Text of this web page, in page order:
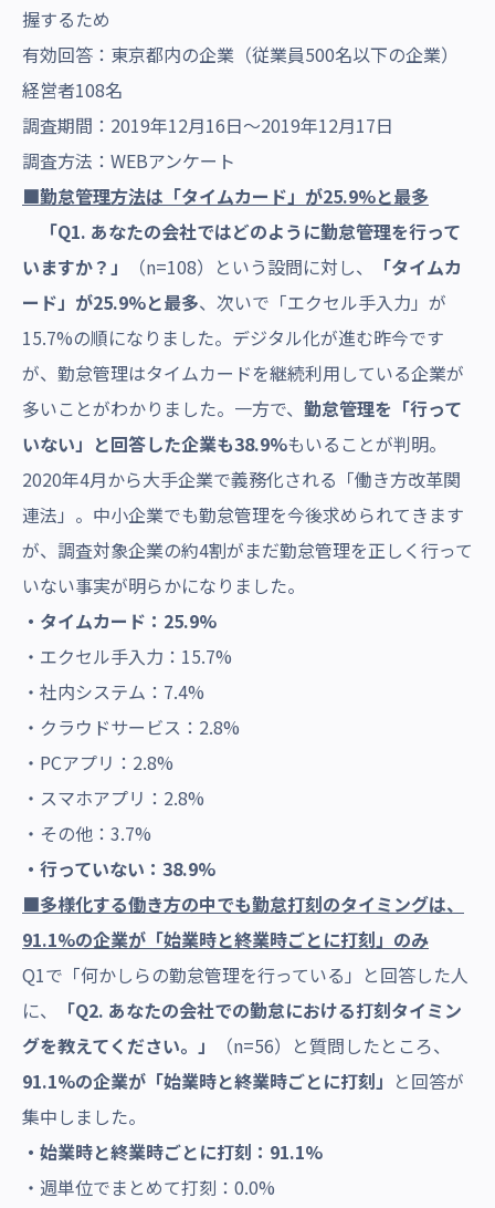
握するため
有効回答：東京都内の企業（従業員500名以下の企業）
経営者108名
調査期間：2019年12月16日～2019年12月17日
調査方法：WEBアンケート
■勤怠管理方法は「タイムカード」が25.9%と最多
「Q1. あなたの会社ではどのように勤怠管理を行って
いますか？」
（n=108）という設問に対し、
「タイムカ
ード」が25.9%と最多、次いで「エクセル手入力」が
15.7%の順になりました。デジタル化が進む昨今です
が、勤怠管理はタイムカードを継続利用している企業が
多いことがわかりました。一方で、 勤怠管理を「行って
いない」と回答した企業も38.9%もいることが判明。
2020年4月から大手企業で義務化される「働き方改革関
連法」。中小企業でも勤怠管理を今後求められてきます
が、 調査対象企業の約4割がまだ勤怠管理を正しく行って
いない事実が明らかになりました。
・タイムカード：25.9%
・エクセル手入力：15.7%
・社内システム：7.4%
・クラウドサービス：2.8%
・PCアプリ：2.8%
・スマホアプリ：2.8%
・その他：3.7%
・行っていない：38.9%
■多様化する働き方の中でも勤怠打刻のタイミングは、
91.1%の企業が「始業時と終業時ごとに打刻」のみ
Q1で「何かしらの勤怠管理を行っている」と回答した人
に、
「Q2. あなたの会社での勤怠における打刻タイミン
グを教えてください。」
（n=56）と質問したところ、
91.1%の企業が「始業時と終業時ごとに打刻」 と回答が
集中しました。
・始業時と終業時ごとに打刻：91.1%
・週単位でまとめて打刻：0.0%